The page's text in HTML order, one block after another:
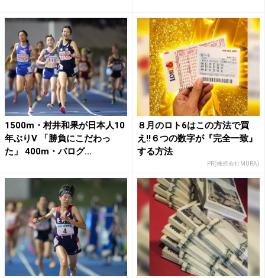
1500m・村井和果が日本人10
年ぶりV 「勝負にこだわっ
た」 400m・バログ...
８月のロト6はこの方法で買
え!!６つの数字が『完全一致』
する方法
PR(株式会社MURA)